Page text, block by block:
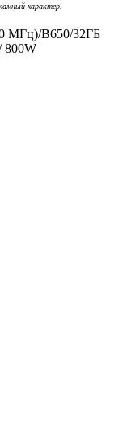
характер.
МГц)/B650/32ГБ
800W